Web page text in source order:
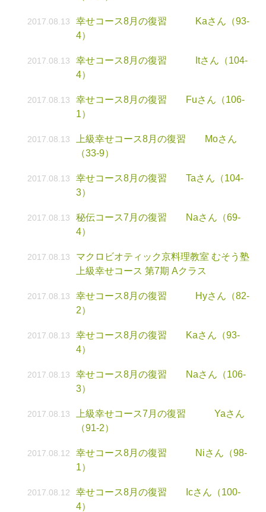
2017.08.13
幸せコース8月の復習 Kaさん（93-
4）
2017.08.13
幸せコース8月の復習 Itさん（104-
4）
2017.08.13
幸せコース8月の復習 Fuさん（106-
1）
2017.08.13
上級幸せコース8月の復習 Moさん
（33-9）
2017.08.13
幸せコース8月の復習 Taさん（104-
3）
2017.08.13
秘伝コース7月の復習 Naさん（69-
4）
2017.08.13
マクロビオティック京料理教室 むそう塾
上級幸せコース 第7期 Aクラス
2017.08.13
幸せコース8月の復習 Hyさん（82-
2）
2017.08.13
幸せコース8月の復習 Kaさん（93-
4）
2017.08.13
幸せコース8月の復習 Naさん（106-
3）
2017.08.13
上級幸せコース7月の復習 Yaさん
（91-2）
2017.08.12
幸せコース8月の復習 Niさん（98-
1）
2017.08.12
幸せコース8月の復習 Icさん（100-
4）